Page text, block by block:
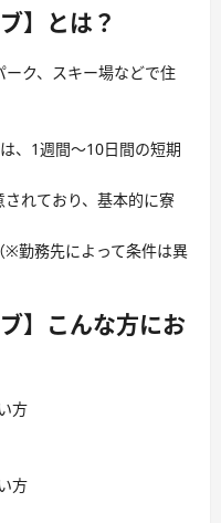
】とは？
ク、スキー場などで住
、1週間〜10日間の短期
れており、基本的に寮
※勤務先によって条件は異
ブ】こんな方にお
方
方